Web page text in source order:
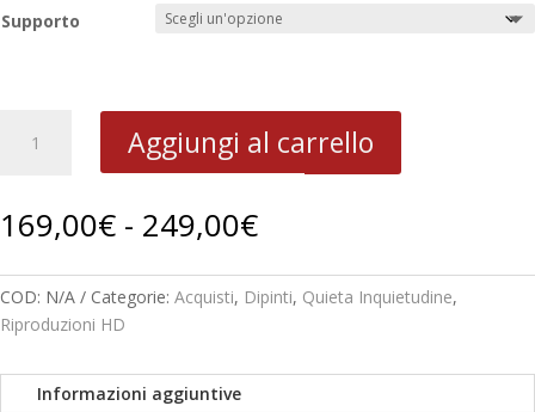
Supporto
Ambiente
nome
della
madre
quantità
Aggiungi al carrello
169,00€ - 249,00€Fascia
di
prezzo:
da
249,00€
COD: N/A Categorie: Acquisti, Dipinti, Quieta Inquietudine,
Riproduzioni HD
Informazioni aggiuntive